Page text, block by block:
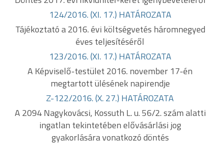
124/2016. (XI. 17.) HATÁROZATA
Tájékoztató a 2016. évi költségvetés háromnegyed
éves teljesítéséről
123/2016. (XI. 17.) HATÁROZATA
A Képviselő-testület 2016. november 17-én
megtartott ülésének napirendje
Z-122/2016. (X. 27.) HATÁROZATA
A 2094 Nagykovácsi, Kossuth L. u. 56/2. szám alatti
ingatlan tekintetében elővásárlási jog
gyakorlására vonatkozó döntés